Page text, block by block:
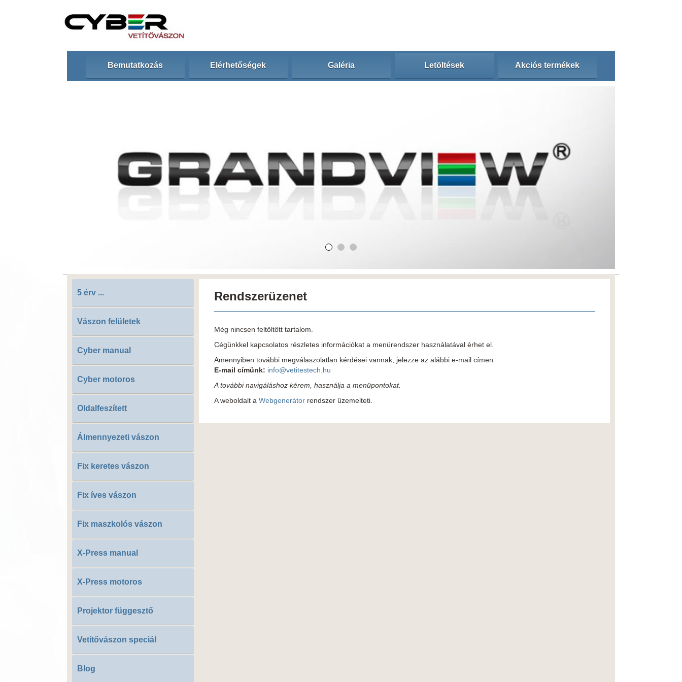
Bemutatkozás Elérhetőségek Galéria Letöltések Akciós termékek
5 érv ...
Vászon felületek
Cyber manual
Cyber motoros
Oldalfeszített
Álmennyezeti vászon
Fix keretes vászon
Fix íves vászon
Fix maszkolós vászon
X-Press manual
X-Press motoros
Projektor függesztő
Vetítővászon speciál
Blog
Rendszerüzenet
Még nincsen feltöltött tartalom.
Cégünkkel kapcsolatos részletes információkat a menürendszer használatával érhet el.
Amennyiben további megválaszolatlan kérdései vannak, jelezze az alábbi e-mail címen.
E-mail címünk: info@vetitestech.hu
A további navigáláshoz kérem, használja a menüpontokat.
A weboldalt a Webgenerátor rendszer üzemelteti.